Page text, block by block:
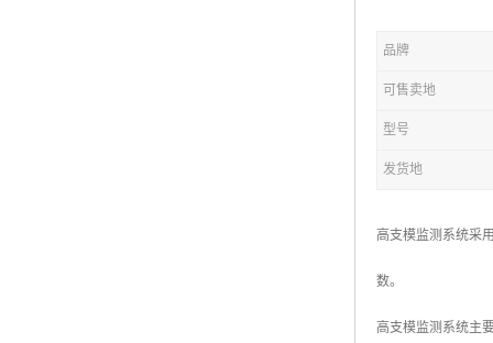
品牌
可售卖地
型号
发货地
高支模监测系统采
数。
高支模监测系统主